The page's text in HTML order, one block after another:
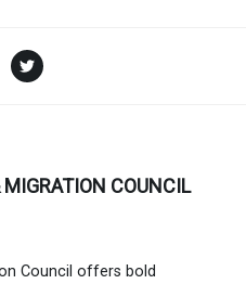
Facebook
MIGRATION COUNCIL
Council offers bold